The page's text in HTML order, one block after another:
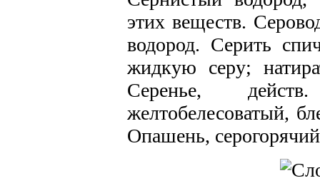
этих веществ.
водород. Серить
жидкую серу;
Серенье,
желтобелесоватый,
Опашень,